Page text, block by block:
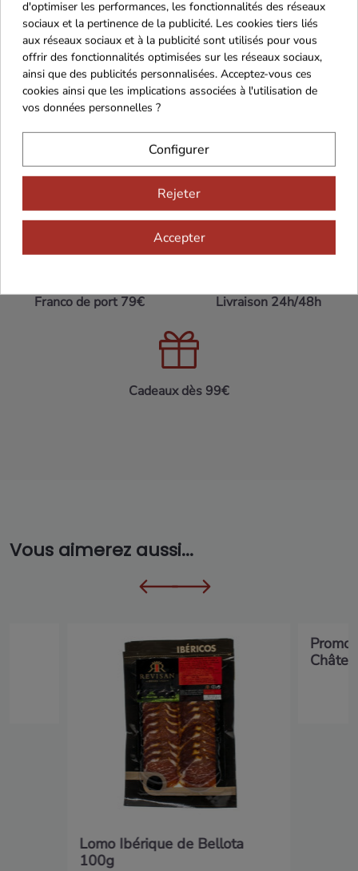
-Garde: 5 ans
Maison Familiale Paiement Sécurisé
Franco de port 79€ Livraison 24h/48h
Cadeaux dès 99€
Vous aimerez aussi...
Lomo Ibérique de Bellota
100g
d'optimiser les performances, les fonctionnalités des réseaux
sociaux et la pertinence de la publicité. Les cookies tiers liés
aux réseaux sociaux et à la publicité sont utilisés pour vous
offrir des fonctionnalités optimisées sur les réseaux sociaux,
ainsi que des publicités personnalisées. Acceptez-vous ces
cookies ainsi que les implications associées à l'utilisation de
vos données personnelles ?
Configurer
Rejeter
Accepter